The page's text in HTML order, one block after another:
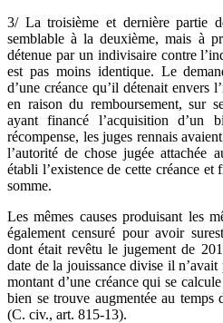
3/ La troisième et dernière partie
semblable à la deuxième, mais à
détenue par un indivisaire contre
est pas moins identique. Le
d’une créance qu’il détenait envers
en raison du remboursement, sur
ayant financé l’acquisition d’un
récompense, les juges rennais
l’autorité de chose jugée attachée
établi l’existence de cette créance
somme.
Les mêmes causes produisant les
également censuré pour avoir
dont était revêtu le jugement de
date de la jouissance divise il
montant d’une créance qui se
bien se trouve augmentée au temps
(C. civ., art. 815-13).